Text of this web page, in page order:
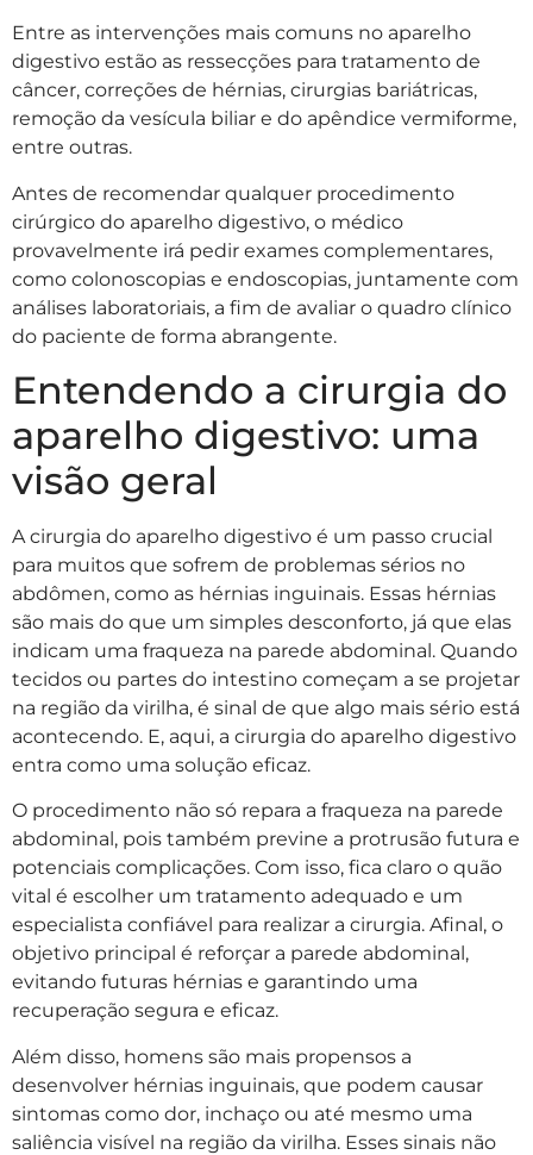
Entre as intervenções mais comuns no aparelho
digestivo estão as ressecções para tratamento de
câncer, correções de hérnias, cirurgias bariátricas,
remoção da vesícula biliar e do apêndice vermiforme,
entre outras.
Antes de recomendar qualquer procedimento
cirúrgico do aparelho digestivo, o médico
provavelmente irá pedir exames complementares,
como colonoscopias e endoscopias, juntamente com
análises laboratoriais, a fim de avaliar o quadro clínico
do paciente de forma abrangente.
Entendendo a cirurgia do
aparelho digestivo: uma
visão geral
A cirurgia do aparelho digestivo é um passo crucial
para muitos que sofrem de problemas sérios no
abdômen, como as hérnias inguinais. Essas hérnias
são mais do que um simples desconforto, já que elas
indicam uma fraqueza na parede abdominal. Quando
tecidos ou partes do intestino começam a se projetar
na região da virilha, é sinal de que algo mais sério está
acontecendo. E, aqui, a cirurgia do aparelho digestivo
entra como uma solução eficaz.
O procedimento não só repara a fraqueza na parede
abdominal, pois também previne a protrusão futura e
potenciais complicações. Com isso, fica claro o quão
vital é escolher um tratamento adequado e um
especialista confiável para realizar a cirurgia. Afinal, o
objetivo principal é reforçar a parede abdominal,
evitando futuras hérnias e garantindo uma
recuperação segura e eficaz.
Além disso, homens são mais propensos a
desenvolver hérnias inguinais, que podem causar
sintomas como dor, inchaço ou até mesmo uma
saliência visível na região da virilha. Esses sinais não